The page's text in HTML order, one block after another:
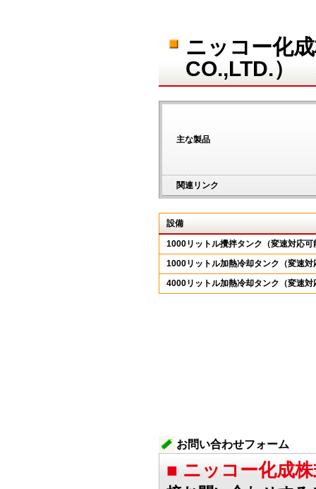
ニッコー化
CO.,LTD.）
主な製品
関連リンク
設備
1000リットル攪拌タンク（変速対応可
1000リットル加熱冷却タンク（変速対
4000リットル加熱冷却タンク（変速対
お問い合わせフォーム
■ ニッコー化成